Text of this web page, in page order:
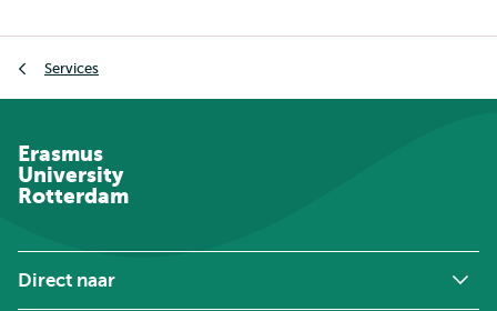
Services
Erasmus
University
Rotterdam
Direct naar